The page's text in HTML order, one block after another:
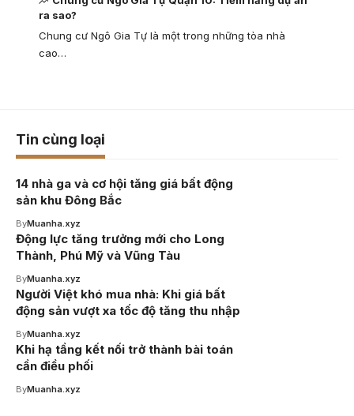
ra sao?
Chung cư Ngô Gia Tự là một trong những tòa nhà
cao…
Tin cùng loại
14 nhà ga và cơ hội tăng giá bất động
sản khu Đông Bắc
ByMuanha.xyz
Động lực tăng trưởng mới cho Long
Thành, Phú Mỹ và Vũng Tàu
ByMuanha.xyz
Người Việt khó mua nhà: Khi giá bất
động sản vượt xa tốc độ tăng thu nhập
ByMuanha.xyz
Khi hạ tầng kết nối trở thành bài toán
cần điều phối
ByMuanha.xyz